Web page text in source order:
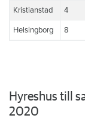
Kristianstad 4
Helsingborg 8
Hyreshus till
2020